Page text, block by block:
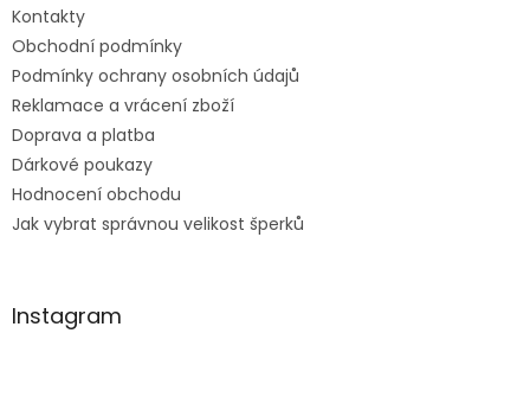
Kontakty
Obchodní podmínky
Podmínky ochrany osobních údajů
Reklamace a vrácení zboží
Doprava a platba
Dárkové poukazy
Hodnocení obchodu
Jak vybrat správnou velikost šperků
Instagram